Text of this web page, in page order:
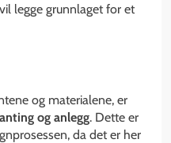
legge grunnlaget for et
og materialene, er
og anlegg. Dette er
da det er her